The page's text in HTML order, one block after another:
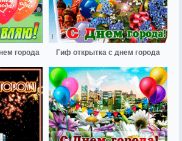
города Гиф открытка с днем города